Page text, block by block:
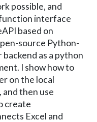
possible, and
interface
based on
source Python-
as a python
I show how to
on the local
then use
create
Excel and